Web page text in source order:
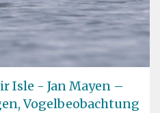
Isle - Jan Mayen –
Vogelbeobachtung